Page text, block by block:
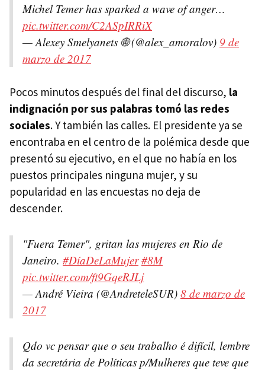
Michel Temer has sparked a wave of anger…
pic.twitter.com/C2ASpIRRiX
— Alexey Smelyanets 🌐 (@alex_amoralov) 9 de
marzo de 2017
Pocos minutos después del final del discurso, la
indignación por sus palabras tomó las redes
sociales. Y también las calles. El presidente ya se
encontraba en el centro de la polémica desde que
presentó su ejecutivo, en el que no había en los
puestos principales ninguna mujer, y su
popularidad en las encuestas no deja de
descender.
"Fuera Temer", gritan las mujeres en Rio de
Janeiro. #DíaDeLaMujer #8M
pic.twitter.com/ft9GqeRJLj
— André Vieira (@AndreteleSUR) 8 de marzo de
2017
Qdo vc pensar que o seu trabalho é difícil, lembre
da secretária de Políticas p/Mulheres que teve que